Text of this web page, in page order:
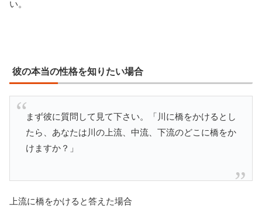
い。
彼の本当の性格を知りたい場合
まず彼に質問して見て下さい。「川に橋をかけるとし
たら、あなたは川の上流、中流、下流のどこに橋をか
けますか？」
上流に橋をかけると答えた場合